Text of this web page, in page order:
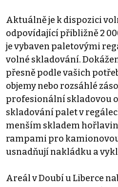
Aktuálně je k dispozici
odpovídající přibližně 2
je vybaven paletovými
volné skladování.
přesně podle vašich
objemy nebo rozsáhlé
profesionální skladovou
skladování palet v
menším skladem
rampami pro
usnadňují nakládku a
Areál v Doubí u Liberce